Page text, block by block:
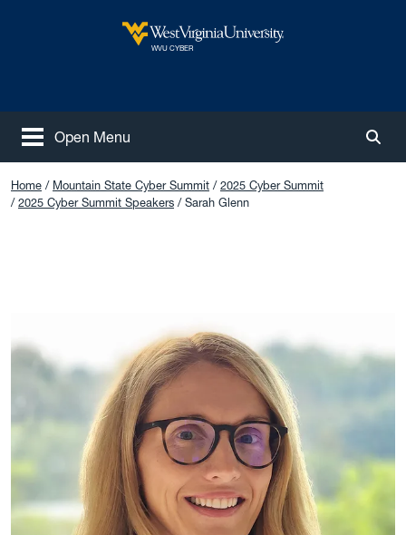
WVU CYBER
Open Menu
Home Mountain State Cyber Summit
2025 Cyber Summit
2025 Cyber Summit Speakers
Sarah Glenn